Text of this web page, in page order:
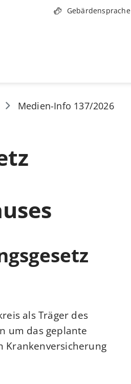
Gebärdensprache
Medien-Info 137/2026
als Träger des
um das geplante
Krankenversicherung